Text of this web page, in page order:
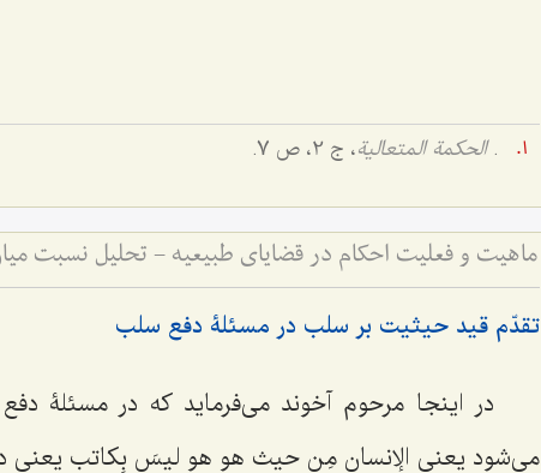
.الحکمة المتعالیة، ج 2، ص 7.
ماهیت و فعلیت احکام در قضایای طبیعیه - تحلیل نسبت
تقدّم قید حیثیت بر سلب در مسئلۀ دفع سلب
در اینجا مرحوم آخوند می‌فرماید كه در مسئلۀ
می‌شود یعنى الإنسان مِن حیث هو هو لیسَ بِکاتب یعنى